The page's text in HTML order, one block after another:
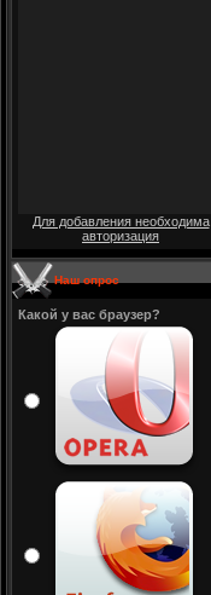
Для добавления необходима
авторизация
Наш опрос
Какой у вас браузер?